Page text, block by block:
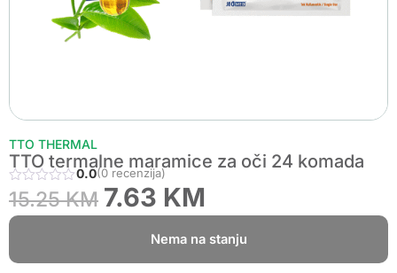
TTO THERMAL
TTO termalne maramice za oči 24 komada
0.0(0 recenzija)
15.25KM 7.63 KM
Nema na stanju